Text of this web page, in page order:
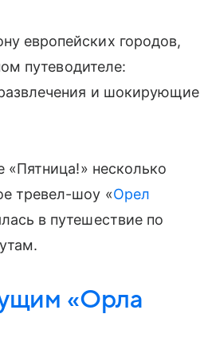
европейских городов,
путеводителе:
и шокирующие
«Пятница!» несколько
тревел-шоу «Орел
в путешествие по
«Орла